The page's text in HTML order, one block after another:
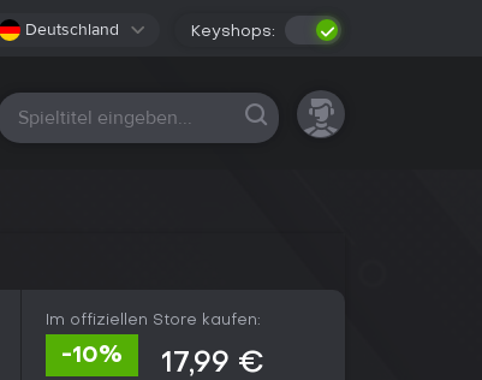
Deutschland Keyshops:
Alle Plattformen
Im offiziellen Store kaufen:
-10% 17,99 €